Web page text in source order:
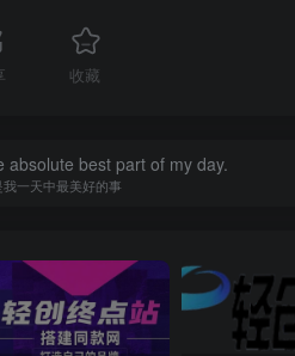
收藏
absolute best part of my day.
一天中最美好的事